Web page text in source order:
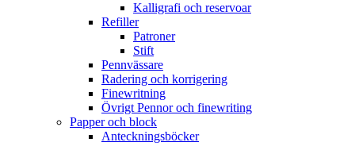
Kalligrafi och reservoar
Refiller
Patroner
Stift
Pennvässare
Radering och korrigering
Finewritning
Övrigt Pennor och finewriting
Papper och block
Anteckningsböcker